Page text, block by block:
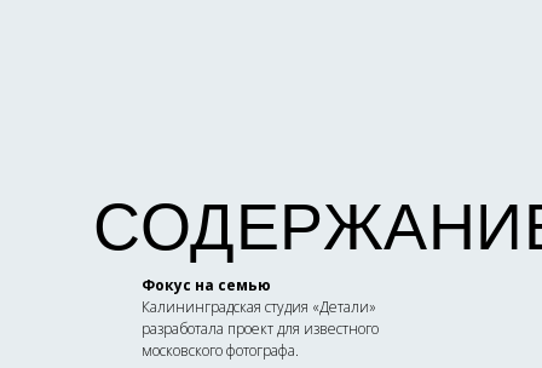
Фокус на семью
Калининградская студия «Детали»
разработала проект для известного
московского фотографа.